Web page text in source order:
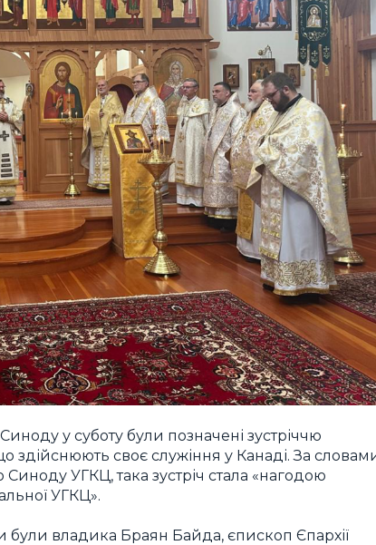
у суботу були позначені зустріччю
своє служіння у Канаді. За
УГКЦ, така зустріч стала «нагодою
УГКЦ».
були владика Браян Байда, єпископ Єпархії